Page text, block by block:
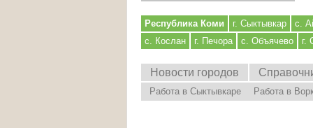
Республика Коми г. Сыктывкар
с.
с. Кослан
г. Печора с. Объячево г.
Новости городов
Работа в Сыктывкаре Работа в